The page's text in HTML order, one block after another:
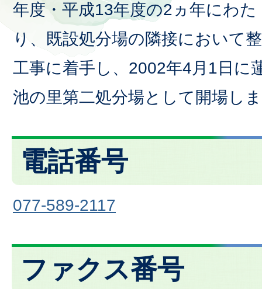
年度・平成13年度の2ヵ年にわた
り、既設処分場の隣接において
工事に着手し、2002年4月1日に
池の里第二処分場として開場し
電話番号
077-589-2117
ファクス番号